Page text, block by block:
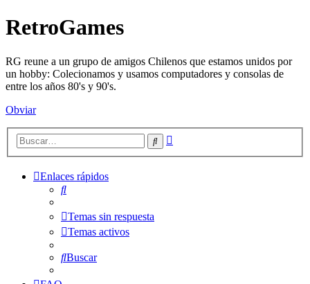
RetroGames
RG reune a un grupo de amigos Chilenos que estamos unidos por
un hobby: Colecionamos y usamos computadores y consolas de
entre los años 80's y 90's.
Obviar
Buscar
Enlaces rápidos
Buscar
Temas sin respuesta
Temas activos
Buscar